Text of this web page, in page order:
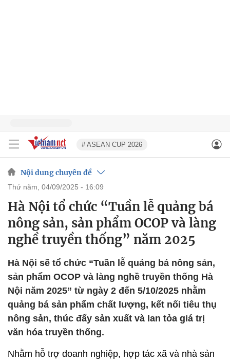
# ASEAN CUP 2026
Nội dung chuyên đề
thứ năm, 04/09/2025 - 16:09
Hà Nội tổ chức “Tuần lễ quảng bá
nông sản, sản phẩm OCOP và làng
nghề truyền thống” năm 2025
Hà Nội sẽ tổ chức “Tuần lễ quảng bá nông sản,
sản phẩm OCOP và làng nghề truyền thống Hà
Nội năm 2025” từ ngày 2 đến 5/10/2025 nhằm
quảng bá sản phẩm chất lượng, kết nối tiêu thụ
nông sản, thúc đẩy sản xuất và lan tỏa giá trị
văn hóa truyền thống.
Nhằm hỗ trợ doanh nghiệp, hợp tác xã và nhà sản